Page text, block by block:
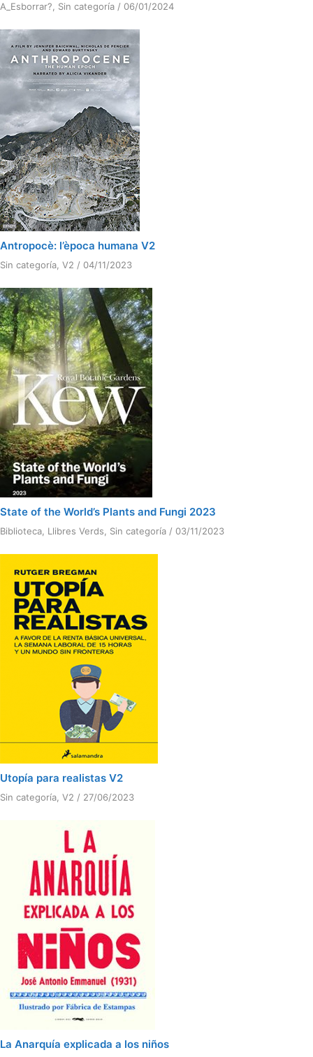
A_Esborrar? Sin categoría / 06/01/2024
Antropocè: l’època humana V2
Sin categoría V2 / 04/11/2023
State of the World’s Plants and Fungi 2023
Biblioteca Llibres Verds Sin categoría / 03/11/2023
Utopía para realistas V2
Sin categoría V2 / 27/06/2023
La Anarquía explicada a los niños